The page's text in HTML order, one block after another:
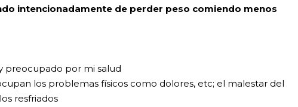
intencionadamente de perder peso comiendo menos
preocupado por mi salud
los problemas físicos como dolores, etc; el malestar del
resfriados